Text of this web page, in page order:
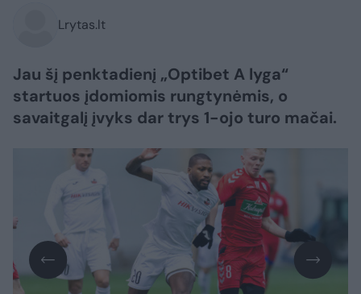
Lrytas.lt
Jau šį penktadienį „Optibet A lyga“
startuos įdomiomis rungtynėmis, o
savaitgalį įvyks dar trys 1-ojo turo mačai.